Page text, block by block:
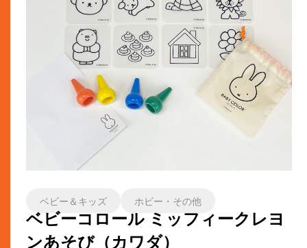
ベビー＆キッズ ホビー・その他
ベビーコロール ミッフィークレヨ
ンあそび（カワダ）